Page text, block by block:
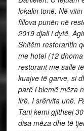
lokalin tonë. Në
fillova punën në
2019 djali i dytë,
Shitëm restorantin
me hotel (12
restorant me sallë
kuajve të garve, si
parë i blemë mëza
lirë. I srërvita unë.
Tani kemi gjithsej
disa mëza dhe të